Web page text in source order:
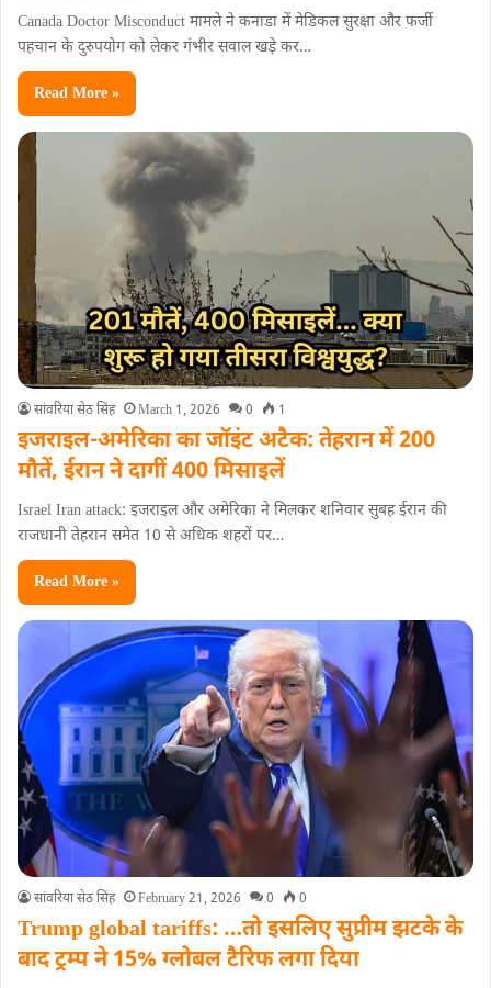
Canada Doctor Misconduct मामले ने कनाडा में मेडिकल सुरक्षा और फर्जी
पहचान के दुरुपयोग को लेकर गंभीर सवाल खड़े कर…
Read More »
सांवरिया सेठ सिंह March 1, 2026 0 1
इजराइल-अमेरिका का जॉइंट अटैक: तेहरान में 200
मौतें, ईरान ने दागीं 400 मिसाइलें
Israel Iran attack: इजराइल और अमेरिका ने मिलकर शनिवार सुबह ईरान की
राजधानी तेहरान समेत 10 से अधिक शहरों पर…
Read More »
सांवरिया सेठ सिंह February 21, 2026 0 0
Trump global tariffs: …तो इसलिए सुप्रीम झटके के
बाद ट्रम्प ने 15% ग्लोबल टैरिफ लगा दिया